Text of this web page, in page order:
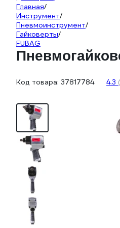
Главная/
Инструмент/
Пневмоинструмент/
Гайковерты/
FUBAG
Код товара: 37817784 4.3